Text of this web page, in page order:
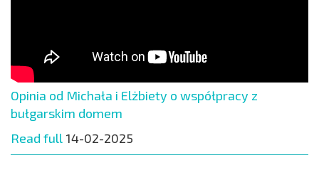
Opinia od Michała i Elżbiety o współpracy z
bułgarskim domem
Read full 14-02-2025